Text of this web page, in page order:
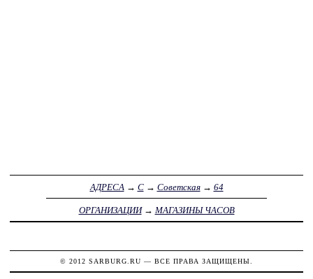
АДРЕСА → С→ Советская→ 64
ОРГАНИЗАЦИИ→ МАГАЗИНЫ ЧАСОВ
© 2012 SARBURG.RU — ВСЕ ПРАВА ЗАЩИЩЕНЫ.